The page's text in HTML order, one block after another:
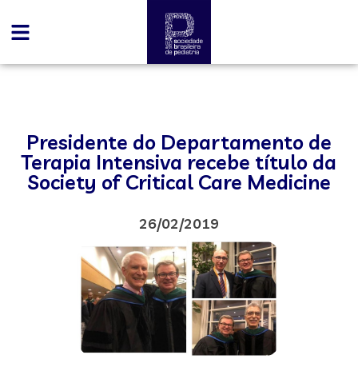
Presidente do Departamento de
Terapia Intensiva recebe título da
Society of Critical Care Medicine
26/02/2019